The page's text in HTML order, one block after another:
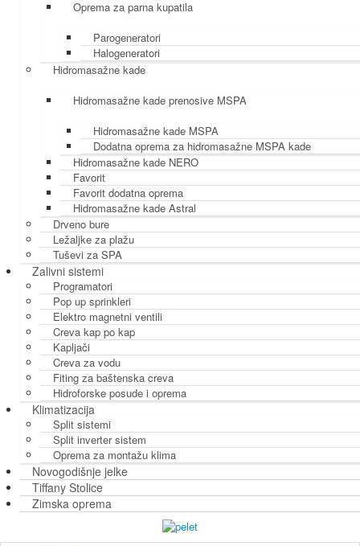
Oprema za parna kupatila
Parogeneratori
Halogeneratori
Hidromasažne kade
Hidromasažne kade prenosive MSPA
Hidromasažne kade MSPA
Dodatna oprema za hidromasažne MSPA kade
Hidromasažne kade NERO
Favorit
Favorit dodatna oprema
Hidromasažne kade Astral
Drveno bure
Ležaljke za plažu
Tuševi za SPA
Zalivni sistemi
Programatori
Pop up sprinkleri
Elektro magnetni ventili
Creva kap po kap
Kapljači
Creva za vodu
Fiting za baštenska creva
Hidroforske posude i oprema
Klimatizacija
Split sistemi
Split inverter sistem
Oprema za montažu klima
Novogodišnje jelke
Tiffany Stolice
Zimska oprema